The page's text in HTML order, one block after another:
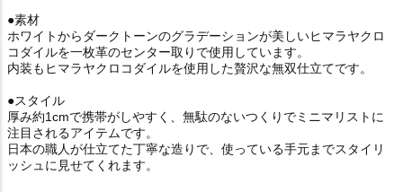
●素材
ホワイトからダークトーンのグラデーションが美しいヒマラヤクロ
コダイルを一枚革のセンター取りで使用しています。
内装もヒマラヤクロコダイルを使用した贅沢な無双仕立てです。
●スタイル
厚み約1cmで携帯がしやすく、無駄のないつくりでミニマリストに
注目されるアイテムです。
日本の職人が仕立てた丁寧な造りで、使っている手元までスタイリ
ッシュに見せてくれます。